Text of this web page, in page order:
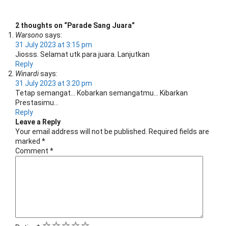
2 thoughts on “Parade Sang Juara”
Warsono says:
31 July 2023 at 3:15 pm
Jiosss. Selamat utk para juara. Lanjutkan
Reply
Winardisays:
31 July 2023 at 3:20 pm
Tetap semangat… Kobarkan semangatmu… Kibarkan
Prestasimu…
Reply
Leave a Reply
Your email address will not be published. Required fields are
marked *
Comment *